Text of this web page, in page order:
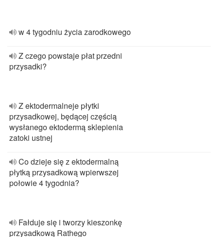
w 4 tygodniu życia zarodkowego
Z czego powstaje płat przedni
przysadki?
Z ektodermalneje płytki
przysadkowej, będącej częścią
wysłanego ektodermą sklepienia
zatoki ustnej
Co dzieje się z ektodermalną
płytką przysadkową wpierwszej
połowie 4 tygodnia?
Fałduje się i tworzy kieszonkę
przysadkową Rathego